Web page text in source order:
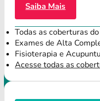
Saiba Mais
Todas as coberturas
Exames de Alta
Fisioterapia e
Acesse todas as